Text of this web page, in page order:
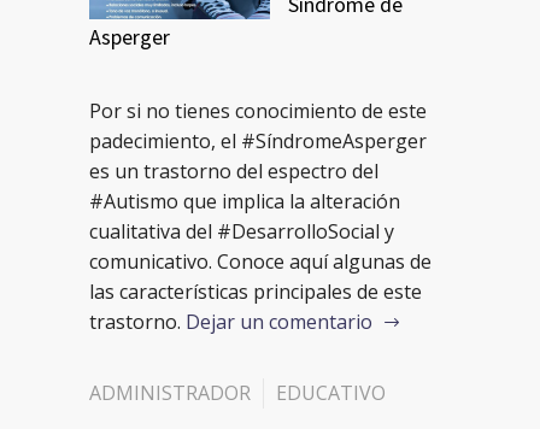
Asperger
Por si no tienes conocimiento de este
padecimiento, el #SíndromeAsperger
es un trastorno del espectro del
#Autismo que implica la alteración
cualitativa del #DesarrolloSocial y
comunicativo. Conoce aquí algunas de
las características principales de este
trastorno. Dejar un comentario
ADMINISTRADOR EDUCATIVO